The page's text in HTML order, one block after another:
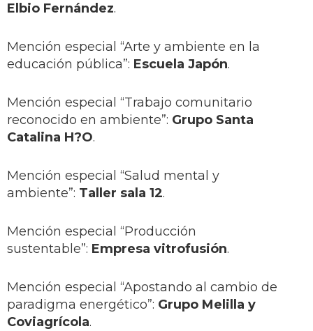
Elbio Fernández.
Mención especial “Arte y ambiente en la
educación pública”: Escuela Japón.
Mención especial “Trabajo comunitario
reconocido en ambiente”: Grupo Santa
Catalina H?O.
Mención especial “Salud mental y
ambiente”: Taller sala 12.
Mención especial “Producción
sustentable”: Empresa vitrofusión.
Mención especial “Apostando al cambio de
paradigma energético”: Grupo Melilla y
Coviagrícola.